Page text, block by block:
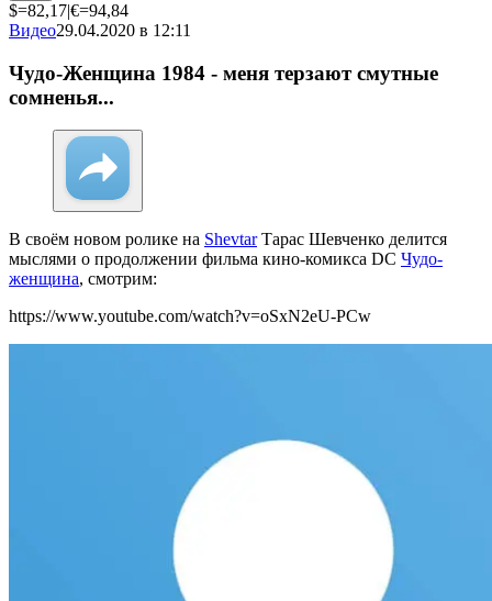
$=82,17|€=94,84
Видео29.04.2020 в 12:11
Чудо-Женщина 1984 - меня терзают смутные
сомненья...
В своём новом ролике на ShevtarТарас Шевченко делится
мыслями о продолжении фильма кино-комикса DC Чудо-
женщина, смотрим:
https://www.youtube.com/watch?v=oSxN2eU-PCw